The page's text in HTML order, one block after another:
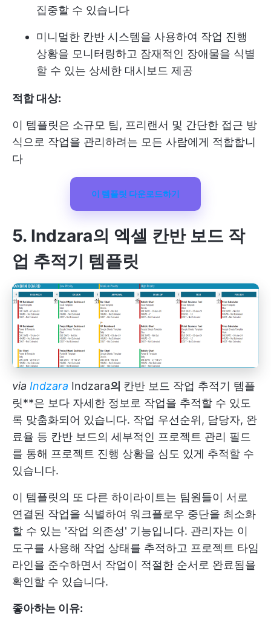
집중할 수 있습니다
미니멀한 칸반 시스템을 사용하여 작업 진행
상황을 모니터링하고 잠재적인 장애물을 식별
할 수 있는 상세한 대시보드 제공
적합 대상:
이 템플릿은 소규모 팀, 프리랜서 및 간단한 접근 방
식으로 작업을 관리하려는 모든 사람에게 적합합니
다
이 템플릿 다운로드하기
5. Indzara의 엑셀 칸반 보드 작
업 추적기 템플릿
via Indzara Indzara의 칸반 보드 작업 추적기 템플
릿**은 보다 자세한 정보로 작업을 추적할 수 있도
록 맞춤화되어 있습니다. 작업 우선순위, 담당자, 완
료율 등 칸반 보드의 세부적인 프로젝트 관리 필드
를 통해 프로젝트 진행 상황을 심도 있게 추적할 수
있습니다.
이 템플릿의 또 다른 하이라이트는 팀원들이 서로
연결된 작업을 식별하여 워크플로우 중단을 최소화
할 수 있는 '작업 의존성' 기능입니다. 관리자는 이
도구를 사용해 작업 상태를 추적하고 프로젝트 타임
라인을 준수하면서 작업이 적절한 순서로 완료됨을
확인할 수 있습니다.
좋아하는 이유: